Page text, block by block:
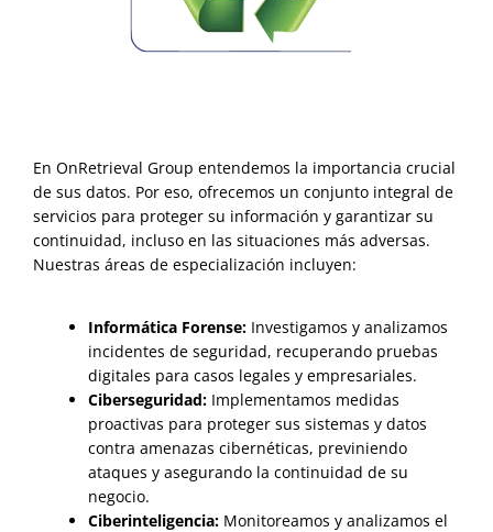
En OnRetrieval Group entendemos la importancia crucial
de sus datos. Por eso, ofrecemos un conjunto integral de
servicios para proteger su información y garantizar su
continuidad, incluso en las situaciones más adversas.
Nuestras áreas de especialización incluyen:
Informática Forense: Investigamos y analizamos
incidentes de seguridad, recuperando pruebas
digitales para casos legales y empresariales.
Ciberseguridad: Implementamos medidas
proactivas para proteger sus sistemas y datos
contra amenazas cibernéticas, previniendo
ataques y asegurando la continuidad de su
negocio.
Ciberinteligencia: Monitoreamos y analizamos el